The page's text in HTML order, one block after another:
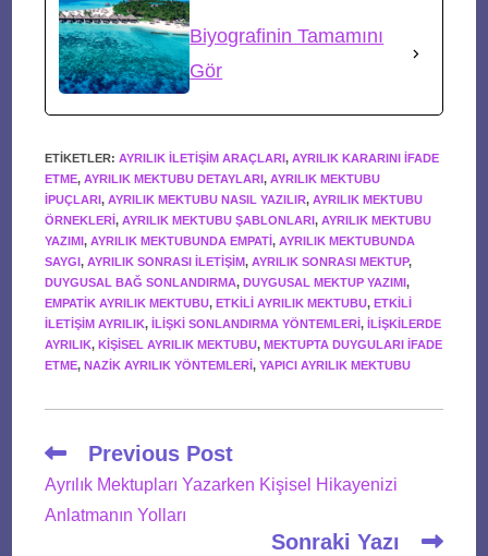
Biyografinin Tamamını
Gör
ETIKETLER:AYRILIK ILETIŞIM ARAÇLARI, AYRILIK KARARINI IFADE
ETME, AYRILIK MEKTUBU DETAYLARI, AYRILIK MEKTUBU
IPUÇLARI, AYRILIK MEKTUBU NASIL YAZILIR, AYRILIK MEKTUBU
ÖRNEKLERI, AYRILIK MEKTUBU ŞABLONLARI, AYRILIK MEKTUBU
YAZIMI, AYRILIK MEKTUBUNDA EMPATI, AYRILIK MEKTUBUNDA
SAYGI, AYRILIK SONRASI ILETIŞIM, AYRILIK SONRASI MEKTUP,
DUYGUSAL BAĞ SONLANDIRMA, DUYGUSAL MEKTUP YAZIMI,
EMPATIK AYRILIK MEKTUBU, ETKILI AYRILIK MEKTUBU, ETKILI
ILETIŞIM AYRILIK, ILIŞKI SONLANDIRMA YÖNTEMLERI, ILIŞKILERDE
AYRILIK, KIŞISEL AYRILIK MEKTUBU, MEKTUPTA DUYGULARI IFADE
ETME, NAZIK AYRILIK YÖNTEMLERI, YAPICI AYRILIK MEKTUBU
Read
more
articles
Previous Post
Ayrılık Mektupları Yazarken Kişisel Hikayenizi
Anlatmanın Yolları
Sonraki Yazı